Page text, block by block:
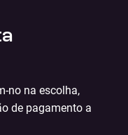
no na escolha,
de pagamento a